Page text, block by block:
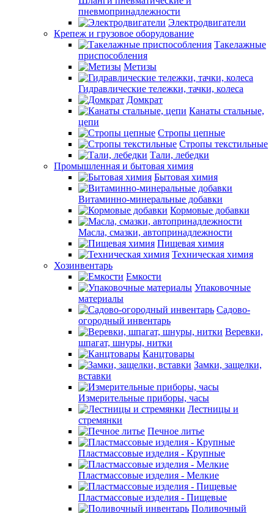
пневмопринадлежности
Электродвигатели
Крепеж и грузовое оборудование
Такелажные
приспособления
Метизы
Гидравлические тележки, тачки, колеса
Домкрат
Канаты стальные,
цепи
Стропы цепные
Стропы текстильные
Тали, лебедки
Промышленная и бытовая химия
Бытовая химия
Витаминно-минеральные добавки
Кормовые добавки
Масла, смазки, автопринадлежности
Пищевая химия
Техническая химия
Хозинвентарь
Емкости
Упаковочные
материалы
Садово-
огородный инвентарь
Веревки,
шпагат, шнуры, нитки
Канцтовары
Замки, защелки,
вставки
Измерительные приборы, часы
Лестницы и
стремянки
Печное литье
Пластмассовые изделия - Крупные
Пластмассовые изделия - Мелкие
Пластмассовые изделия - Пищевые
Поливочный